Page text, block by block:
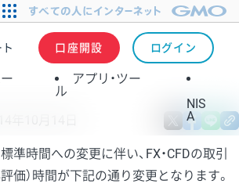
口座開設 ログイン
アプリ・ツー
ル
NIS
A
X
準時間への変更に伴い、FX・CFDの取引
価）時間が下記の通り変更となります。